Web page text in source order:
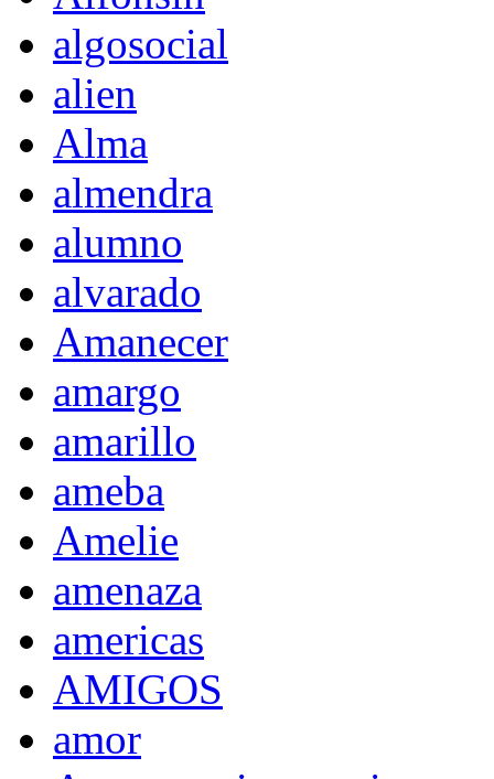
algosocial
alien
Alma
almendra
alumno
alvarado
Amanecer
amargo
amarillo
ameba
Amelie
amenaza
americas
AMIGOS
amor